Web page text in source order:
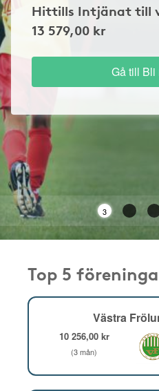
Hittills Intjänat till
13 579,00 kr
Gå till Bli
3
Top 5
Västra
10 256,00 kr
(3 mån)